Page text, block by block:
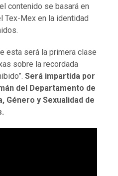
contenido se basará en
Tex-Mex en la identidad
esta será la primera clase
sobre la recordada
Será impartida por
del Departamento de
Género y Sexualidad de